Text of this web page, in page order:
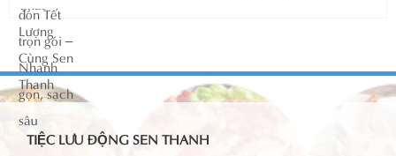
TIỆC LƯU ĐỘNG SEN THANH